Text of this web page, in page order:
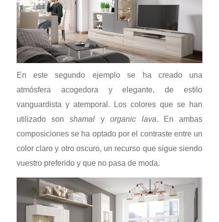
En este segundo ejemplo se ha creado una
atmósfera acogedora y elegante, de estilo
vanguardista y atemporal. Los colores que se han
utilizado sonshamal yorganic lava. En ambas
composiciones se ha optado por el contraste entre un
color claro y otro oscuro, un recurso que sigue siendo
vuestro preferido y que no pasa de moda.